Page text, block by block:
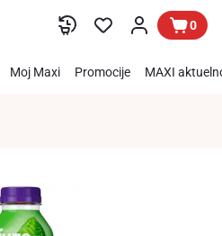
0
Moj Maxi Promocije MAXI